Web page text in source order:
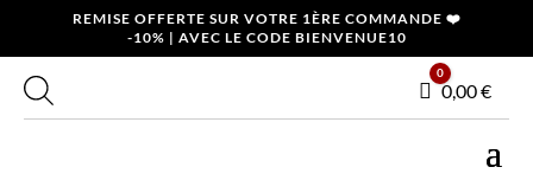
REMISE OFFERTE SUR VOTRE 1ÈRE COMMANDE ❤️
-10% | AVEC LE CODE BIENVENUE10
Panier
0
0,00€